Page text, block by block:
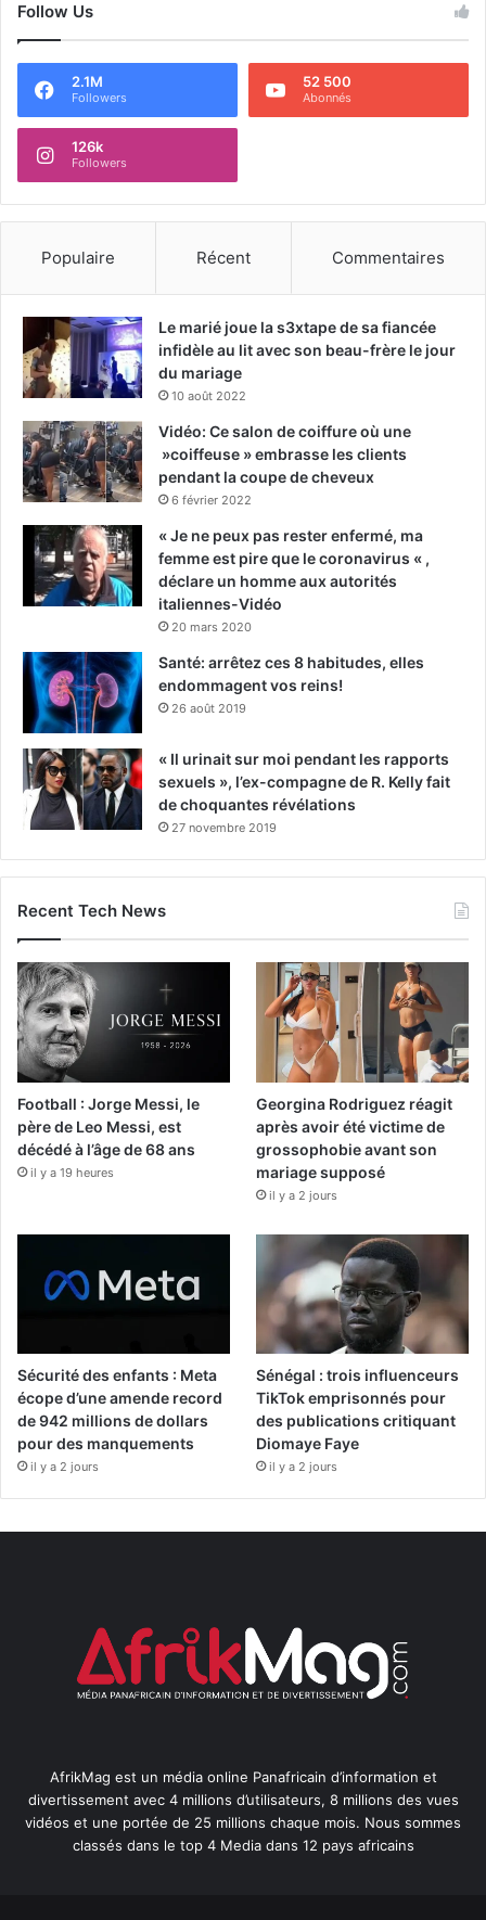
Follow Us
2.1M
Followers
52 500
Abonnés
126k
Followers
Populaire Récent Commentaires
Le marié joue la s3xtape de sa fiancée
infidèle au lit avec son beau-frère le jour
du mariage
10 août 2022
Vidéo: Ce salon de coiffure où une
»coiffeuse » embrasse les clients
pendant la coupe de cheveux
6 février 2022
« Je ne peux pas rester enfermé, ma
femme est pire que le coronavirus « ,
déclare un homme aux autorités
italiennes-Vidéo
20 mars 2020
Santé: arrêtez ces 8 habitudes, elles
endommagent vos reins!
26 août 2019
« Il urinait sur moi pendant les rapports
sexuels », l’ex-compagne de R. Kelly fait
de choquantes révélations
27 novembre 2019
Recent Tech News
Football : Jorge Messi, le
père de Leo Messi, est
décédé à l’âge de 68 ans
il y a 19 heures
Georgina Rodriguez réagit
après avoir été victime de
grossophobie avant son
mariage supposé
il y a 2 jours
Sécurité des enfants : Meta
écope d’une amende record
de 942 millions de dollars
pour des manquements
il y a 2 jours
Sénégal : trois influenceurs
TikTok emprisonnés pour
des publications critiquant
Diomaye Faye
il y a 2 jours
AfrikMag est un média online Panafricain d’information et
divertissement avec 4 millions d’utilisateurs, 8 millions des vues
vidéos et une portée de 25 millions chaque mois. Nous sommes
classés dans le top 4 Media dans 12 pays africains